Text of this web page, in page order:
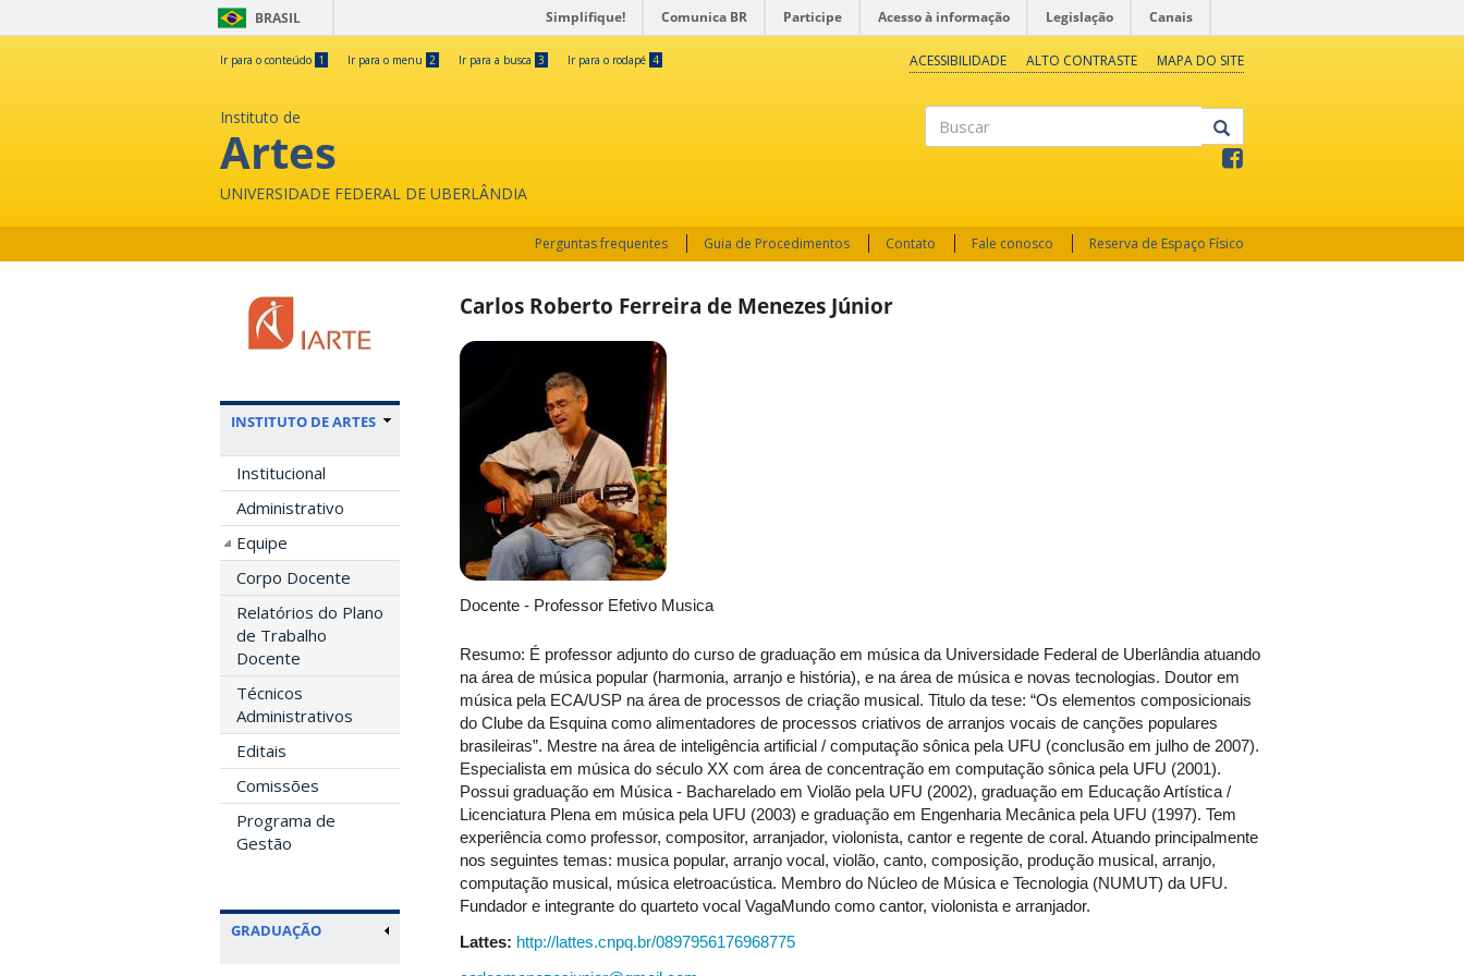
BRASIL Simplifique! Comunica BR Participe Acesso à informação Legislação Canais
Ir para o conteúdo 1 Ir para o menu 2 Ir para a busca 3 Ir para o rodapé 4 ACESSIBILIDADE ALTO CONTRASTE MAPA DO SITE
Instituto de
Artes
UNIVERSIDADE FEDERAL DE UBERLÂNDIA
Perguntas frequentes Guia de Procedimentos Contato Fale conosco Reserva de Espaço Físico
INSTITUTO DE ARTES
Institucional
Administrativo
Equipe
Corpo Docente
Relatórios do Plano
de Trabalho
Docente
Técnicos
Administrativos
Editais
Comissões
Programa de
Gestão
GRADUAÇÃO
Carlos Roberto Ferreira de Menezes Júnior
Docente - Professor Efetivo Musica
Resumo: É professor adjunto do curso de graduação em música da Universidade Federal de Uberlândia atuando
na área de música popular (harmonia, arranjo e história), e na área de música e novas tecnologias. Doutor em
música pela ECA/USP na área de processos de criação musical. Titulo da tese: “Os elementos composicionais
do Clube da Esquina como alimentadores de processos criativos de arranjos vocais de canções populares
brasileiras”. Mestre na área de inteligência artificial / computação sônica pela UFU (conclusão em julho de 2007).
Especialista em música do século XX com área de concentração em computação sônica pela UFU (2001).
Possui graduação em Música - Bacharelado em Violão pela UFU (2002), graduação em Educação Artística /
Licenciatura Plena em música pela UFU (2003) e graduação em Engenharia Mecânica pela UFU (1997). Tem
experiência como professor, compositor, arranjador, violonista, cantor e regente de coral. Atuando principalmente
nos seguintes temas: musica popular, arranjo vocal, violão, canto, composição, produção musical, arranjo,
computação musical, música eletroacústica. Membro do Núcleo de Música e Tecnologia (NUMUT) da UFU.
Fundador e integrante do quarteto vocal VagaMundo como cantor, violonista e arranjador.
Lattes: http://lattes.cnpq.br/0897956176968775